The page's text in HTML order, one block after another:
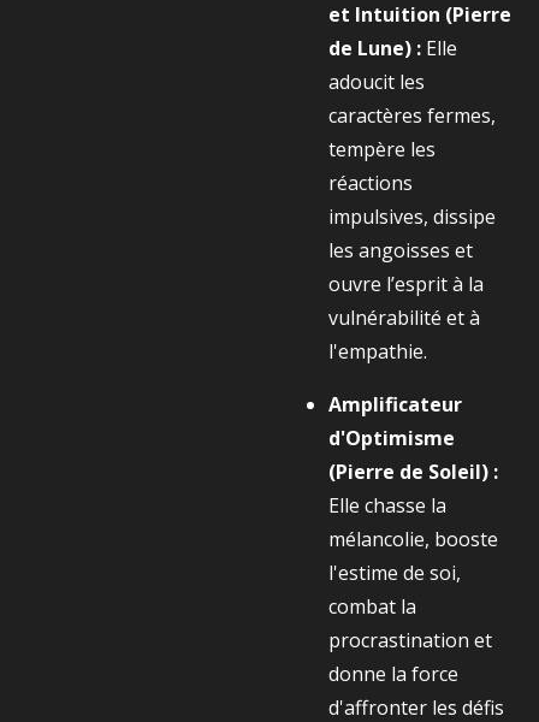
et Intuition (Pierre
de Lune) : Elle
adoucit les
caractères fermes,
tempère les
réactions
impulsives, dissipe
les angoisses et
ouvre l’esprit à la
vulnérabilité et à
l'empathie.
Amplificateur
d'Optimisme
(Pierre de Soleil) :
Elle chasse la
mélancolie, booste
l'estime de soi,
combat la
procrastination et
donne la force
d'affronter les défis